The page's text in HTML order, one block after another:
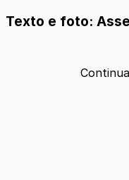
Texto e foto: